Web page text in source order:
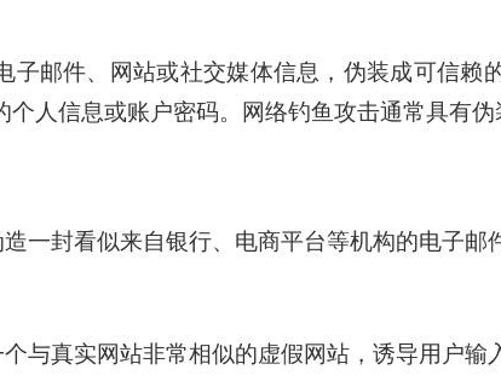
邮件、网站或社交媒体信息，伪装成可信赖
人信息或账户密码。网络钓鱼攻击通常具有伪
一封看似来自银行、电商平台等机构的电子邮
与真实网站非常相似的虚假网站，诱导用户输